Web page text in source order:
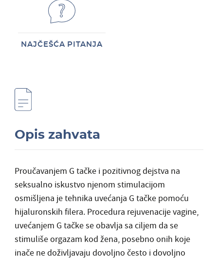
NAJČEŠĆA PITANJA
Opis zahvata
Proučavanjem G tačke i pozitivnog dejstva na
seksualno iskustvo njenom stimulacijom
osmišljena je tehnika uvećanja G tačke pomoću
hijaluronskih filera. Procedura rejuvenacije vagine,
uvećanjem G tačke se obavlja sa ciljem da se
stimuliše orgazam kod žena, posebno onih koje
inače ne doživljavaju dovoljno često i dovoljno